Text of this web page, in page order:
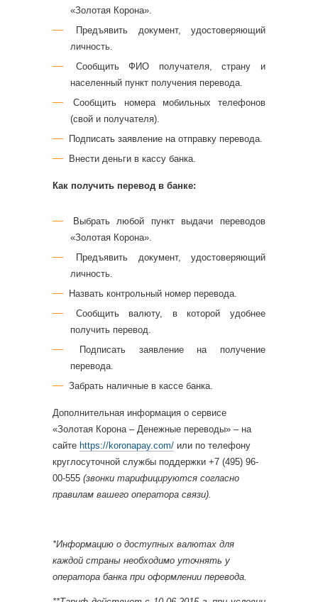
«Золотая Корона».
Предъявить документ, удостоверяющий
личность.
Сообщить ФИО получателя, страну и
населенный пункт получения перевода.
Сообщить номера мобильных телефонов
(свой и получателя).
Подписать заявление на отправку перевода.
Внести деньги в кассу банка.
Как получить перевод в банке:
Выбрать любой пункт выдачи переводов
«Золотая Корона».
Предъявить документ, удостоверяющий
личность.
Назвать контрольный номер перевода.
Сообщить валюту, в которой удобнее
получить перевод.
Подписать заявление на получение
перевода.
Забрать наличные в кассе банка.
Дополнительная информация о сервисе
«Золотая Корона – Денежные переводы» – на
сайте https://koronapay.com/ или по телефону
круглосуточной службы поддержки +7 (495) 96-
00-555 (звонки тарифицируются согласно
правилам вашего оператора связи).
*Информацию о доступных валютах для
каждой страны необходимо уточнять у
оператора банка при оформлении перевода.